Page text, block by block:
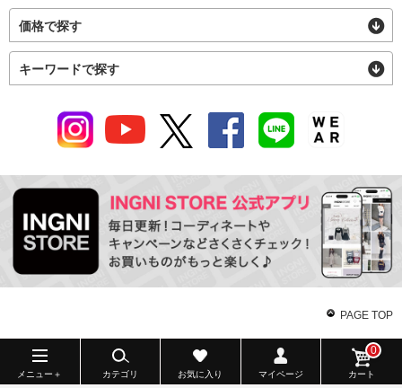
価格で探す
キーワードで探す
PAGE TOP
メニュー＋ カテゴリ お気に入り マイページ カート
0